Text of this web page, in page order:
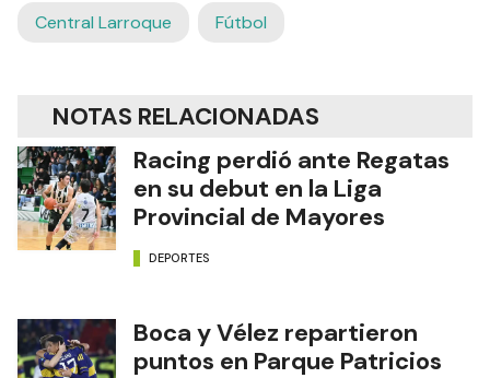
Central Larroque Fútbol
NOTAS RELACIONADAS
Racing perdió ante Regatas
en su debut en la Liga
Provincial de Mayores
DEPORTES
Boca y Vélez repartieron
puntos en Parque Patricios